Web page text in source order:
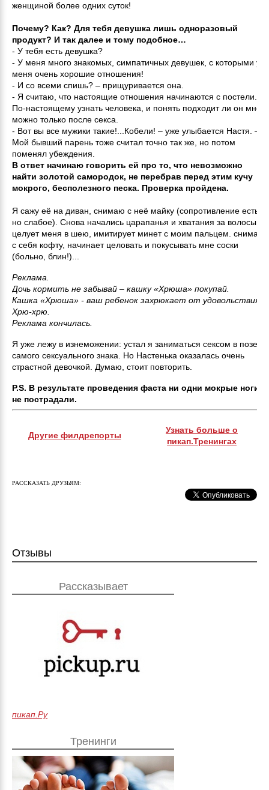
женщиной более одних суток!
Почему? Как? Для тебя девушка лишь одноразовый
продукт? И так далее и тому подобное…
- У тебя есть девушка?
- У меня много знакомых, симпатичных девушек, с которыми у
меня очень хорошие отношения!
- И со всеми спишь? – прищуривается она.
- Я считаю, что настоящие отношения начинаются с постели.
По-настоящему узнать человека, и понять подходит ли он мне
можно только после секса.
- Вот вы все мужики такие!...Кобели! – уже улыбается Настя. –
Мой бывший парень тоже считал точно так же, но потом
поменял убеждения.
В ответ начинаю говорить ей про то, что невозможно
найти золотой самородок, не перебрав перед этим кучу
мокрого, бесполезного песка. Проверка пройдена.
Я сажу её на диван, снимаю с неё майку (сопротивление есть,
но слабое). Снова начались царапанья и хватания за волосы,
целует меня в шею, имитирует минет с моим пальцем. снимаю
с себя кофту, начинает целовать и покусывать мне соски
(больно, блин!)...
Реклама.
Дочь кормить не забывай – кашку «Хрюша» покупай.
Кашка «Хрюша» - ваш ребенок захрюкает от удовольствия.
Хрю-хрю.
Реклама кончилась.
Я уже лежу в изнеможении: устал я заниматься сексом в позе
самого сексуального знака. Но Настенька оказалась очень
страстной девочкой. Думаю, стоит повторить.
P.S. В результате проведения фаста ни одни мокрые ноги
не пострадали.
Другие филдрепорты
Узнать больше о
пикап.Тренингах
РАССКАЗАТЬ ДРУЗЬЯМ:
Отзывы
Рассказывает
пикап.Ру
Тренинги